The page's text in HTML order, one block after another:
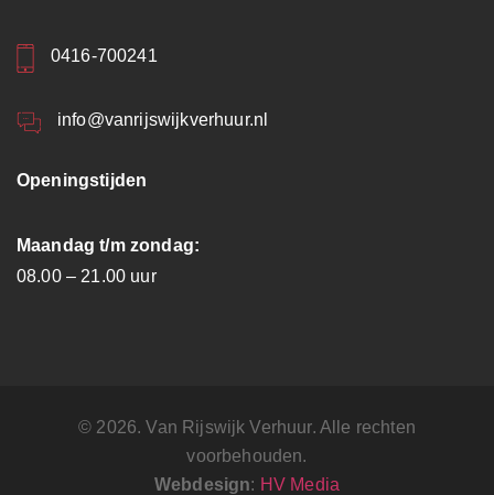
0416-700241
info@vanrijswijkverhuur.nl
Openingstijden
Maandag t/m zondag:
08.00 – 21.00 uur
© 2026. Van Rijswijk Verhuur. Alle rechten
voorbehouden.
Webdesign: HV Media